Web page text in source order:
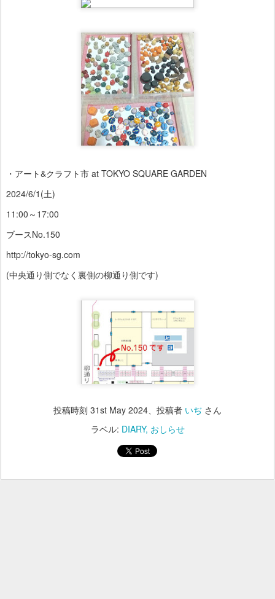
・アート&クラフト市 at TOKYO SQUARE GARDEN
2024/6/1(土)
11:00～17:00
ブースNo.150
http://tokyo-sg.com
(中央通り側でなく裏側の柳通り側です)
投稿時刻 31st May 2024、投稿者 いぢ さん
ラベル: DIARY おしらせ